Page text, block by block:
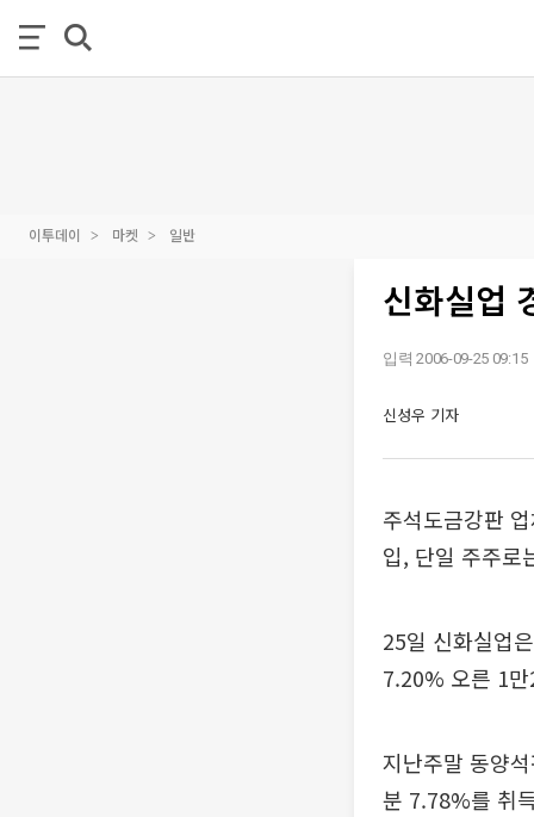
이투데이 마켓 일반
신화실업
입력 2006-09-25 09:15
신성우 기자
주석도금강판
입, 단일 주주로
25일 신화실업
7.20% 오른 1
지난주말 동양
분 7.78%를 취